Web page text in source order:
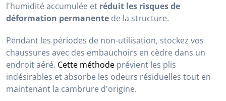
l'humidité accumulée et réduit les risques de
déformation permanente de la structure.
Pendant les périodes de non-utilisation, stockez vos
chaussures avec des embauchoirs en cèdre dans un
endroit aéré. Cette méthode prévient les plis
indésirables et absorbe les odeurs résiduelles tout en
maintenant la cambrure d'origine.